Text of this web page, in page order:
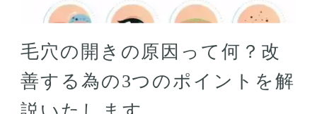
毛穴の開きの原因って何？改
善する為の3つのポイントを解